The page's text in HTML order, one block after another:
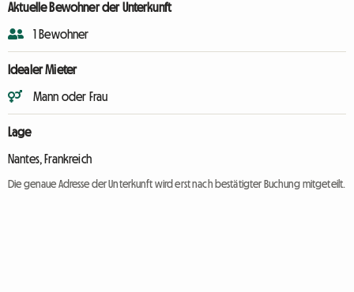
Aktuelle Bewohner der Unterkunft
1 Bewohner
Idealer Mieter
Mann oder Frau
Lage
Nantes, Frankreich
Die genaue Adresse der Unterkunft wird erst nach bestätigter Buchung mitgeteilt.